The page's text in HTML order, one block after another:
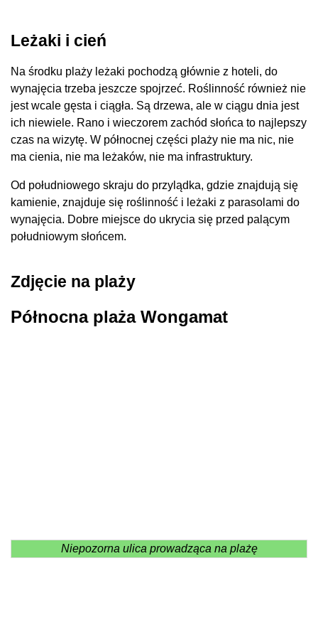
Leżaki i cień
Na środku plaży leżaki pochodzą głównie z hoteli, do
wynajęcia trzeba jeszcze spojrzeć. Roślinność również nie
jest wcale gęsta i ciągła. Są drzewa, ale w ciągu dnia jest
ich niewiele. Rano i wieczorem zachód słońca to najlepszy
czas na wizytę. W północnej części plaży nie ma nic, nie
ma cienia, nie ma leżaków, nie ma infrastruktury.
Od południowego skraju do przylądka, gdzie znajdują się
kamienie, znajduje się roślinność i leżaki z parasolami do
wynajęcia. Dobre miejsce do ukrycia się przed palącym
południowym słońcem.
Zdjęcie na plaży
Północna plaża Wongamat
Niepozorna ulica prowadząca na plażę